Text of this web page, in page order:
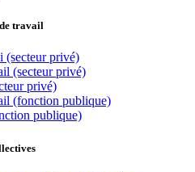
travail
(secteur privé)
(secteur privé)
privé)
(fonction publique)
publique)